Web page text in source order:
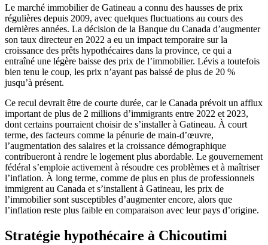
Le marché immobilier de Gatineau a connu des hausses de prix
régulières depuis 2009, avec quelques fluctuations au cours des
dernières années. La décision de la Banque du Canada d’augmenter
son taux directeur en 2022 a eu un impact temporaire sur la
croissance des prêts hypothécaires dans la province, ce qui a
entraîné une légère baisse des prix de l’immobilier. Lévis a toutefois
bien tenu le coup, les prix n’ayant pas baissé de plus de 20 %
jusqu’à présent.
Ce recul devrait être de courte durée, car le Canada prévoit un afflux
important de plus de 2 millions d’immigrants entre 2022 et 2023,
dont certains pourraient choisir de s’installer à Gatineau. À court
terme, des facteurs comme la pénurie de main-d’œuvre,
l’augmentation des salaires et la croissance démographique
contribueront à rendre le logement plus abordable. Le gouvernement
fédéral s’emploie activement à résoudre ces problèmes et à maîtriser
l’inflation. À long terme, comme de plus en plus de professionnels
immigrent au Canada et s’installent à Gatineau, les prix de
l’immobilier sont susceptibles d’augmenter encore, alors que
l’inflation reste plus faible en comparaison avec leur pays d’origine.
Stratégie hypothécaire à Chicoutimi